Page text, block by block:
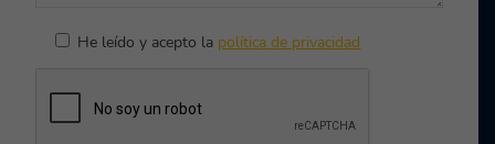
He leído y acepto la política de privacidad